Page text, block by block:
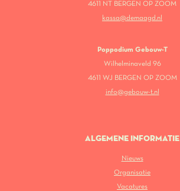
4611 NT BERGEN OP ZOOM
kassa@demaagd.nl
Poppodium Gebouw-T
Wilhelminaveld 96
4611 WJ BERGEN OP ZOOM
info@gebouw-t.nl
ALGEMENE INFORMATIE
Nieuws
Organisatie
Vacatures